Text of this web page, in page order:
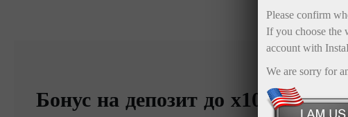
Бонус на депозит до x1000 к
Please confirm
If you choose the
account with
We are sorry for